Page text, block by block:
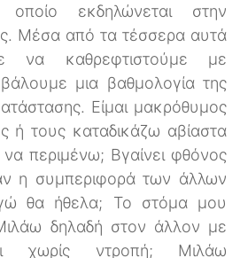
οποίο εκδηλώνεται στην
Μέσα από τα τέσσερα αυτά
να καθρεφτιστούμε με
βάλουμε μια βαθμολογία της
Είμαι μακρόθυμος
ή τους καταδικάζω αβίαστα
περιμένω; Βγαίνει φθόνος
η συμπεριφορά των άλλων
θα ήθελα; Το στόμα μου
δηλαδή στον άλλον με
χωρίς ντροπή; Μιλάω